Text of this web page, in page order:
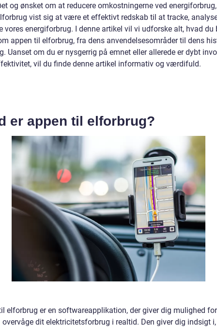
og ønsket om at reducere omkostningerne ved
vist sig at være et effektivt redskab til at tracke,
vores energiforbrug. I denne artikel vil vi udforske alt, hvad du
appen til elforbrug, fra dens anvendelsesområder til dens
Uanset om du er nysgerrig på emnet eller allerede er dybt
vil du finde denne artikel informativ og værdifuld.
er appen til elforbrug?
elforbrug er en softwareapplikation, der giver dig mulighed
overvåge dit elektricitetsforbrug i realtid. Den giver dig indsigt